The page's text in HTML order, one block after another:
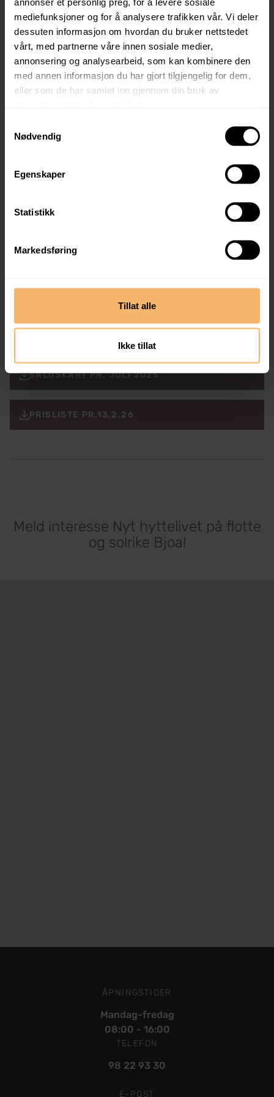
mediefunksjoner og for å analysere trafikken vår. Vi deler
dessuten informasjon om hvordan du bruker nettstedet
vårt, med partnerne våre innen sosiale medier,
annonsering og analysearbeid, som kan kombinere den
med annen informasjon du har gjort tilgjengelig for dem,
eller som de har samlet inn gjennom din bruk av
Nødvendig
Egenskaper
Statistikk
Markedsføring
Tillat alle
Ikke tillat
nettsider
Dagligvarer kjøper du i Ølensvåg, på vei innover.
Berge Sag har solid erfaring med å bygge både ved snø
og ved sjø – prøv oss du også!
Pris fra kr 590 000,- til 790 000,-.
Jarle Troland
jarlet@bergesag.no
SALGSKART PR. JULI 2025
PRISLISTE PR.13.2.26
Meld interesse Nyt hyttelivet på flotte
og solrike Bjoa!
ÅPNINGSTIDER
Mandag-fredag
08:00 - 16:00
TELEFON
98 22 93 30
E-POST